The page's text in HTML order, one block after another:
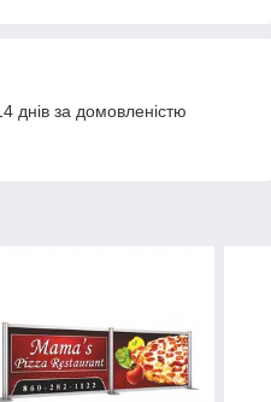
днів за домовленістю